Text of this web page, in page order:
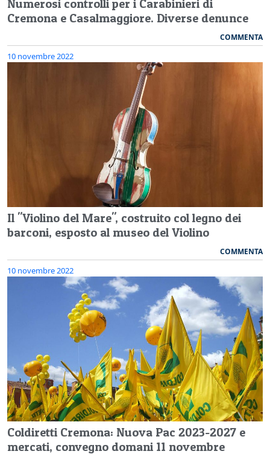
Numerosi controlli per i Carabinieri di
Cremona e Casalmaggiore. Diverse denunce
COMMENTA
10 novembre 2022
Il "Violino del Mare", costruito col legno dei
barconi, esposto al museo del Violino
COMMENTA
10 novembre 2022
Coldiretti Cremona: Nuova Pac 2023-2027 e
mercati, convegno domani 11 novembre